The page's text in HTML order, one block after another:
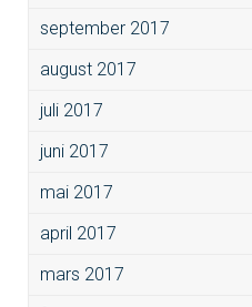
september 2017
august 2017
juli 2017
juni 2017
mai 2017
april 2017
mars 2017